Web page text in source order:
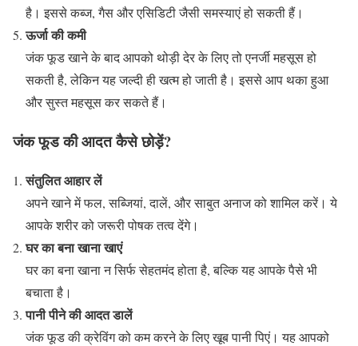
है। इससे कब्ज, गैस और एसिडिटी जैसी समस्याएं हो सकती हैं।
ऊर्जा की कमी
जंक फूड खाने के बाद आपको थोड़ी देर के लिए तो एनर्जी महसूस हो
सकती है, लेकिन यह जल्दी ही खत्म हो जाती है। इससे आप थका हुआ
और सुस्त महसूस कर सकते हैं।
जंक फूड की आदत कैसे छोड़ें?
संतुलित आहार लें
अपने खाने में फल, सब्जियां, दालें, और साबुत अनाज को शामिल करें। ये
आपके शरीर को जरूरी पोषक तत्व देंगे।
घर का बना खाना खाएं
घर का बना खाना न सिर्फ सेहतमंद होता है, बल्कि यह आपके पैसे भी
बचाता है।
पानी पीने की आदत डालें
जंक फूड की क्रेविंग को कम करने के लिए खूब पानी पिएं। यह आपको